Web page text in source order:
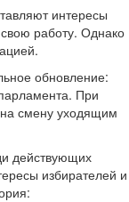
интересы
работу. Однако
обновление:
При
смену уходящим
действующих
избирателей и